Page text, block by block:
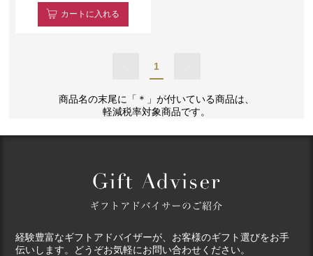
カート に入れる
1
商品名の末尾に「＊」が付いている商品は、
軽減税率対象商品です。
経験豊富なギフトアドバイザーが、お客様のギフト選びをお手
伝いします。どうぞお気軽にお問い合わせください。